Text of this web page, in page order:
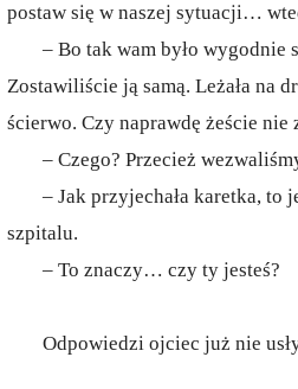
postaw się w naszej sytuacji…
– Bo tak wam było wygodnie
Zostawiliście ją samą. Leżała na
ścierwo. Czy naprawdę żeście nie
– Czego? Przecież
– Jak przyjechała karetka, to
szpitalu.
– To znaczy… czy ty jesteś?
Odpowiedzi ojciec już nie